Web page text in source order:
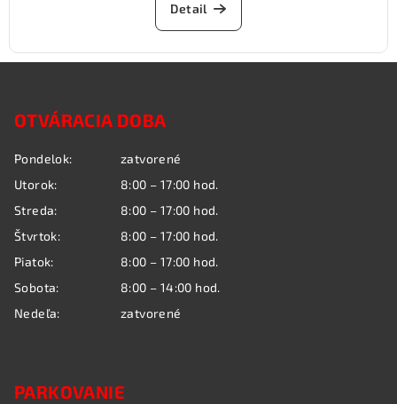
Detail
OTVÁRACIA DOBA
Pondelok:
zatvorené
Utorok:
8:00 – 17:00 hod.
Streda:
8:00 – 17:00 hod.
Štvrtok:
8:00 – 17:00 hod.
Piatok:
8:00 – 17:00 hod.
Sobota:
8:00 – 14:00 hod.
Nedeľa:
zatvorené
PARKOVANIE